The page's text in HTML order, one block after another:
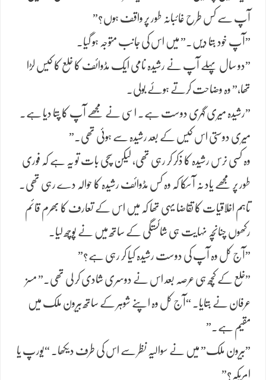
آپ سے کس طرح غائبانہ طور پر واقف ہوں؟”
​”آپ خود بتا دیں۔” میں اس کی جانب متوجہ ہو گیا۔
​”دو سال پہلے آپ نے رشیدہ نامی ایک مڈوائف کا خلع کا کیس لڑا
تھا،” وہ وضاحت کرتے ہوئے بولی۔
​”رشیدہ میری گہری دوست ہے۔ اسی نے مجھے آپ کا پتا دیا ہے۔
میری دوستی اس کیس کے بعد رشیدہ سے ہوئی تھی۔”
​وہ کسی نرس رشیدہ کا ذکر کر رہی تھی، لیکن سچی بات تو یہ ہے کہ فوری
طور پر مجھے یاد نہ آ سکا کہ وہ کس مڈوائف رشیدہ کا حوالہ دے رہی تھی۔
تاہم اخلاقیات کا تقاضا یہی تھا کہ میں اس کے تعارف کا بھرم قائم
رکھوں چنانچہ نہایت ہی شائستگی کے ساتھ میں نے پوچھ لیا۔
​”آج کل وہ آپ کی دوست رشیدہ کیا کر رہی ہے؟”
​”خلع کے کچھ ہی عرصہ بعد اس نے دوسری شادی کر لی تھی۔” مسز
عرفان نے بتایا۔ “آج کل وہ اپنے شوہر کے ساتھ بیرون ملک میں
مقیم ہے۔”
​”بیرون ملک” میں نے سوالیہ نظر سے اس کی طرف دیکھا۔ “یورپ یا
امریکہ؟”